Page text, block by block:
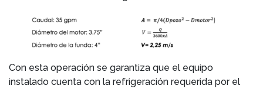
Con esta operación se garantiza que el equipo
instalado cuenta con la refrigeración requerida por el